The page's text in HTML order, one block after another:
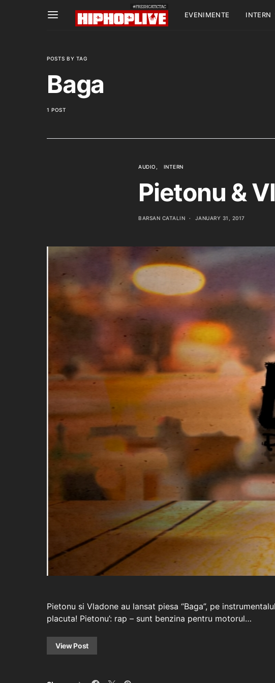
EVENIMENTE INTERN
POSTS BY TAG
Baga
1 POST
AUDIO INTERN
Pietonu &
BARSAN CATALIN JANUARY 31, 2017
Pietonu si Vladone au lansat piesa “Baga”, pe
placuta! Pietonu’: rap – sunt benzina pentru motorul…
View Post